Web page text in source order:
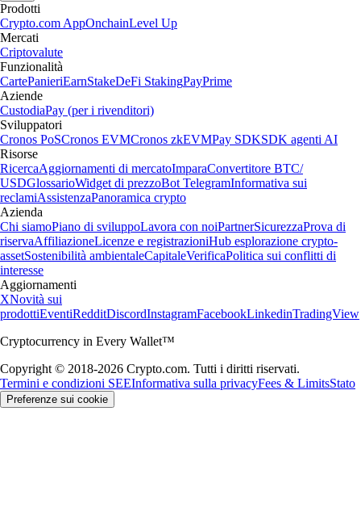
Prodotti
Crypto.com AppOnchainLevel Up
Mercati
Criptovalute
Funzionalità
CartePanieriEarnStakeDeFi StakingPayPrime
Aziende
CustodiaPay (per i rivenditori)
Sviluppatori
Cronos PoSCronos EVMCronos zkEVMPay SDKSDK agenti AI
Risorse
RicercaAggiornamenti di mercatoImparaConvertitore BTC/
USDGlossarioWidget di prezzoBot TelegramInformativa sui
reclamiAssistenzaPanoramica crypto
Azienda
Chi siamoPiano di sviluppoLavora con noiPartnerSicurezzaProva di
riservaAffiliazioneLicenze e registrazioniHub esplorazione crypto-
assetSostenibilità ambientaleCapitaleVerificaPolitica sui conflitti di
interesse
Aggiornamenti
XNovità sui
prodottiEventiRedditDiscordInstagramFacebookLinkedinTradingView
Cryptocurrency in Every Wallet™
Copyright © 2018-2026 Crypto.com. Tutti i diritti riservati.
Termini e condizioni SEEInformativa sulla privacyFees & LimitsStato
Preferenze sui cookie